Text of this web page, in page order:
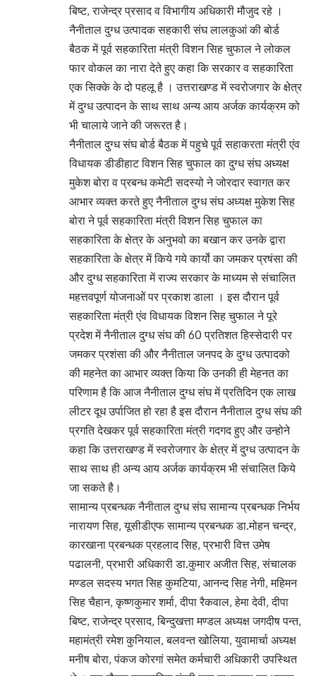
बिष्ट, राजेन्द्र प्रसाद व विभागीय अधिकारी मौजुद रहे ।
नैनीताल दुग्ध उत्पादक सहकारी संघ लालकुआं की बोर्ड
बैठक में पूर्व सहकारिता मंत्री विशन सिह चुफाल ने लोकल
फार वोकल का नारा देते हुए कहा कि सरकार व सहकारिता
एक सिक्के के दो पहलू है । उत्तराखण्ड में स्वरोजगार के क्षेत्र
में दुग्ध उत्पादन के साथ साथ अन्य आय अर्जक कार्यक्रम को
भी चालाये जाने की जरूरत है।
नैनीताल दुग्ध संघ बोर्ड बैठक में पहुचे पूर्व सहाकरता मंत्री एंव
विधायक डीडीहाट विशन सिह चुफाल का दुग्ध संघ अध्यक्ष
मुकेश बोरा व प्रबन्ध कमेटी सदस्यो ने जोरदार स्वागत कर
आभार व्यक्त करते हुए नैनीताल दुग्ध संघ अध्यक्ष मुकेश सिह
बोरा ने पूर्व सहकारिता मंत्री विशन सिह चुफाल का
सहकारिता के क्षेत्र के अनुभवो का बखान कर उनके द्वारा
सहकारिता के क्षेत्र में किये गये कार्यो का जमकर प्रषंसा की
और दुग्ध सहकारिता में राज्य सरकार के माध्यम से संचालित
महत्तवपूर्ण योजनाओं पर प्रकाश डाला । इस दौरान पूर्व
सहकारिता मंत्री एंव विधायक विशन सिह चुफाल ने पूरे
प्रदेश में नैनीताल दुग्ध संघ की 60 प्रतिशत हिस्सेदारी पर
जमकर प्रशंसा की और नैनीताल जनपद के दुग्ध उत्पादको
की महनेत का आभार व्यक्त किया कि उनकी ही मेहनत का
परिणाम है कि आज नैनीताल दुग्ध संघ में प्रतिदिन एक लाख
लीटर दूध उर्पाजित हो रहा है इस दौरान नैनीताल दुग्ध संघ की
प्रगति देखकर पूर्व सहकारिता मंत्री गदगद हुए और उन्होने
कहा कि उत्तराखण्ड में स्वरोजगार के क्षेत्र में दुग्ध उत्पादन के
साथ साथ ही अन्य आय अर्जक कार्यक्रम भी संचालित किये
जा सकते है।
सामान्य प्रबन्धक नैनीताल दुग्ध संघ सामान्य प्रबन्धक निर्भय
नारायण सिह, यूसीडीएफ सामान्य प्रबन्धक डा.मोहन चन्द्र,
कारखाना प्रबन्धक प्रहलाद सिह, प्रभारी वित्त उमेष
पढालनी, प्रभारी अधिकारी डा.कुमार अजीत सिह, संचालक
मण्डल सदस्य भगत सिह कुमटिया, आनन्द सिह नेगी, महिमन
सिह चैहान, कृष्णकुमार शर्मा, दीपा रैकवाल, हेमा देवी, दीपा
बिष्ट, राजेन्द्र प्रसाद, बिन्दुखत्ता मण्डल अध्यक्ष जगदीष पन्त,
महामंत्री रमेश कुनियाल, बलवन्त खोलिया, युवामार्चा अध्यक्ष
मनीष बोरा, पंकज कोरगां समेत कर्मचारी अधिकारी उपस्थित